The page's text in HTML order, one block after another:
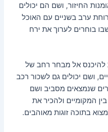
החיזור, ושם הם יכולים
ערב בשניים עם האוכל
בוחרים לערוך את ירח
להיכנס אל מבחר רחב של
ושם יכולים גם לשכור רכב
שנמצאים מסביב ושם
המקומיים ולהכיר את
בתוכה זוגות מאוהבים.